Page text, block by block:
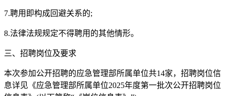
7.聘用即构成回避关系的;
8.法律法规规定不得聘用的其他情形。
三、招聘岗位及要求
本次参加公开招聘的应急管理部所属单位共14家，招聘岗位信
息详见《应急管理部所属单位2025年度第一批次公开招聘岗位